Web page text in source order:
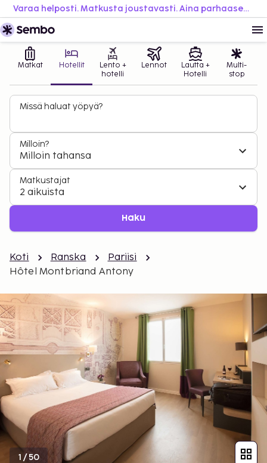
Varaa helposti. Matkusta joustavasti. Aina parhaaseen hintaan.
Matkat Hotellit
Lento +
hotelli
Lennot
Lautta +
Hotelli
Multi-
stop
Missä haluat yöpyä?
Milloin?
Milloin tahansa
Matkustajat
2 aikuista
Haku
Koti Ranska
Pariisi
Hôtel Montbriand Antony
1 /50